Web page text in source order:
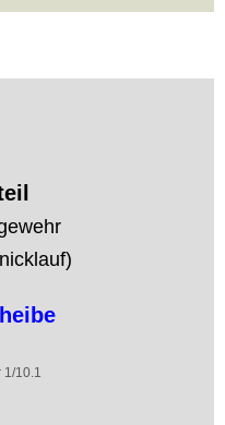
1/10.1